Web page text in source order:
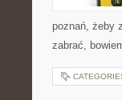
poznań, żeby
zabrać,